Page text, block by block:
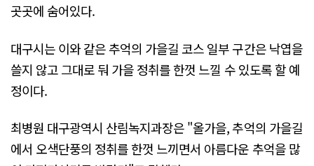
곳곳에 숨어있다.
대구시는 이와 같은 추억의 가을길 코스 일부 구간은 낙엽을
쓸지 않고 그대로 둬 가을 정취를 한껏 느낄 수 있도록 할 예
정이다.
최병원 대구광역시 산림녹지과장은 "올가을, 추억의 가을길
에서 오색단풍의 정취를 한껏 느끼면서 아름다운 추억을 많